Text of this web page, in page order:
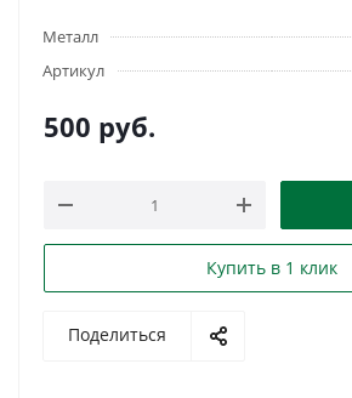
Металл
Артикул
500 руб.
Купить в 1 клик
Поделиться